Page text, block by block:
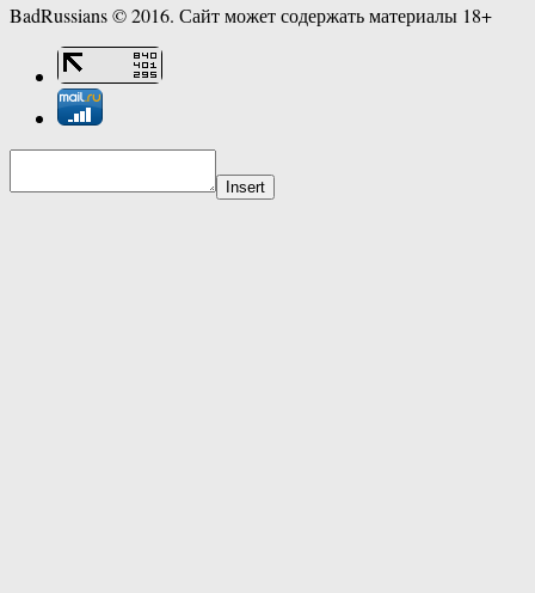
BadRussians © 2016. Сайт может содержать материалы 18+
Insert